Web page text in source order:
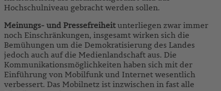
Hochschulniveau gebracht werden sollen.
Meinungs- und Pressefreiheitunterliegen zwar immer
noch Einschränkungen, insgesamt wirken sich die
Bemühungen um die Demokratisierung des Landes
jedoch auch auf die Medienlandschaft aus. Die
Kommunikationsmöglichkeiten haben sich mit der
Einführung von Mobilfunk und Internet wesentlich
verbessert. Das Mobilnetz ist inzwischen in fast alle